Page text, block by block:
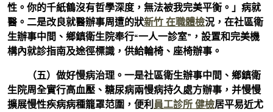
性。你的千紙鶴沒有哲學深度，無法被我完美平衡。」病就
醫。二是改良就醫辦事周遭的狀新竹 在職體檢況，在社區衛
生辦事中間、鄉鎮衛生院奉行“一人一診室”，設置和完美機
構內就診指南及途徑標識，供給輪椅、座椅辦事。
（五）做好慢病治理。一是社區衛生辦事中間、鄉鎮衛
生院周全實行高血壓、糖尿病兩慢病持久處方辦事，并慢慢
擴展慢性疾病病種籠罩范圍，便利 員工診所 健檢居平易近尤